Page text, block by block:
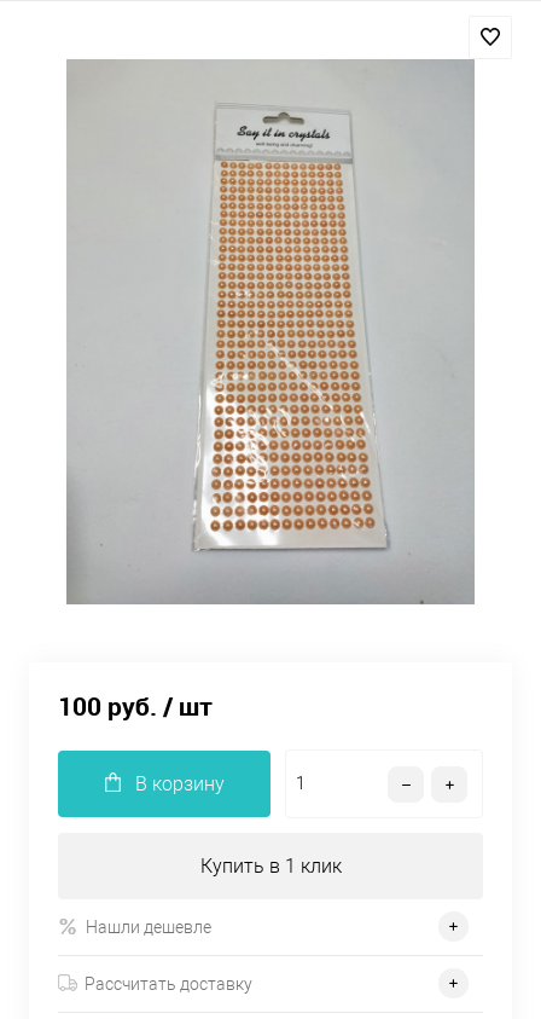
100 руб. / шт
В корзину
Купить в 1 клик
Нашли дешевле
Рассчитать доставку